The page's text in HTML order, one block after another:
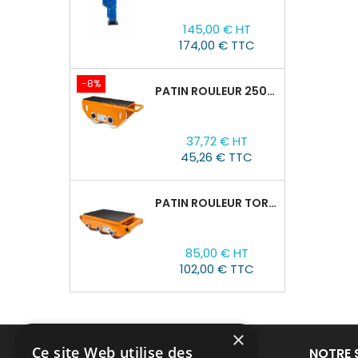
145,00 € HT
174,00 € TTC
-8% PATIN ROULEUR 2500R-02, CAPACITÉ DE CHARGE 2,5T
base
37,72 € HT
45,26 € TTC
PATIN ROULEUR TOR CRO-6 : 8T
85,00 € HT
102,00 € TTC
PRODUITS NOTRE
×
Ce site Web utilise des